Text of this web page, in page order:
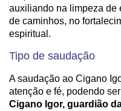
auxiliando na limpeza de
de caminhos, no
espiritual.
Tipo de saudação
A saudação ao Cigano
atenção e fé, podendo
Cigano Igor, guardião